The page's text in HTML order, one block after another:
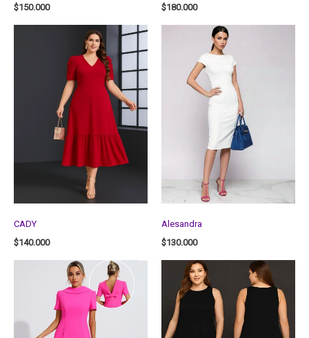
$150.000
$180.000
CADY
$140.000
Alesandra
$130.000